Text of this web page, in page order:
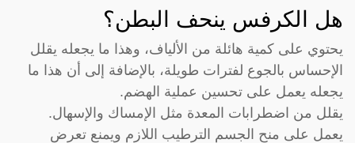
هل الكرفس ينحف البطن؟
يحتوي على كمية هائلة من الألياف، وهذا ما يجعله يقلل
الإحساس بالجوع لفترات طويلة، بالإضافة إلى أن هذا ما
يجعله يعمل على تحسين عملية الهضم.
يقلل من اضطرابات المعدة مثل الإمساك والإسهال.
يعمل على منح الجسم الترطيب اللازم ويمنع تعرض